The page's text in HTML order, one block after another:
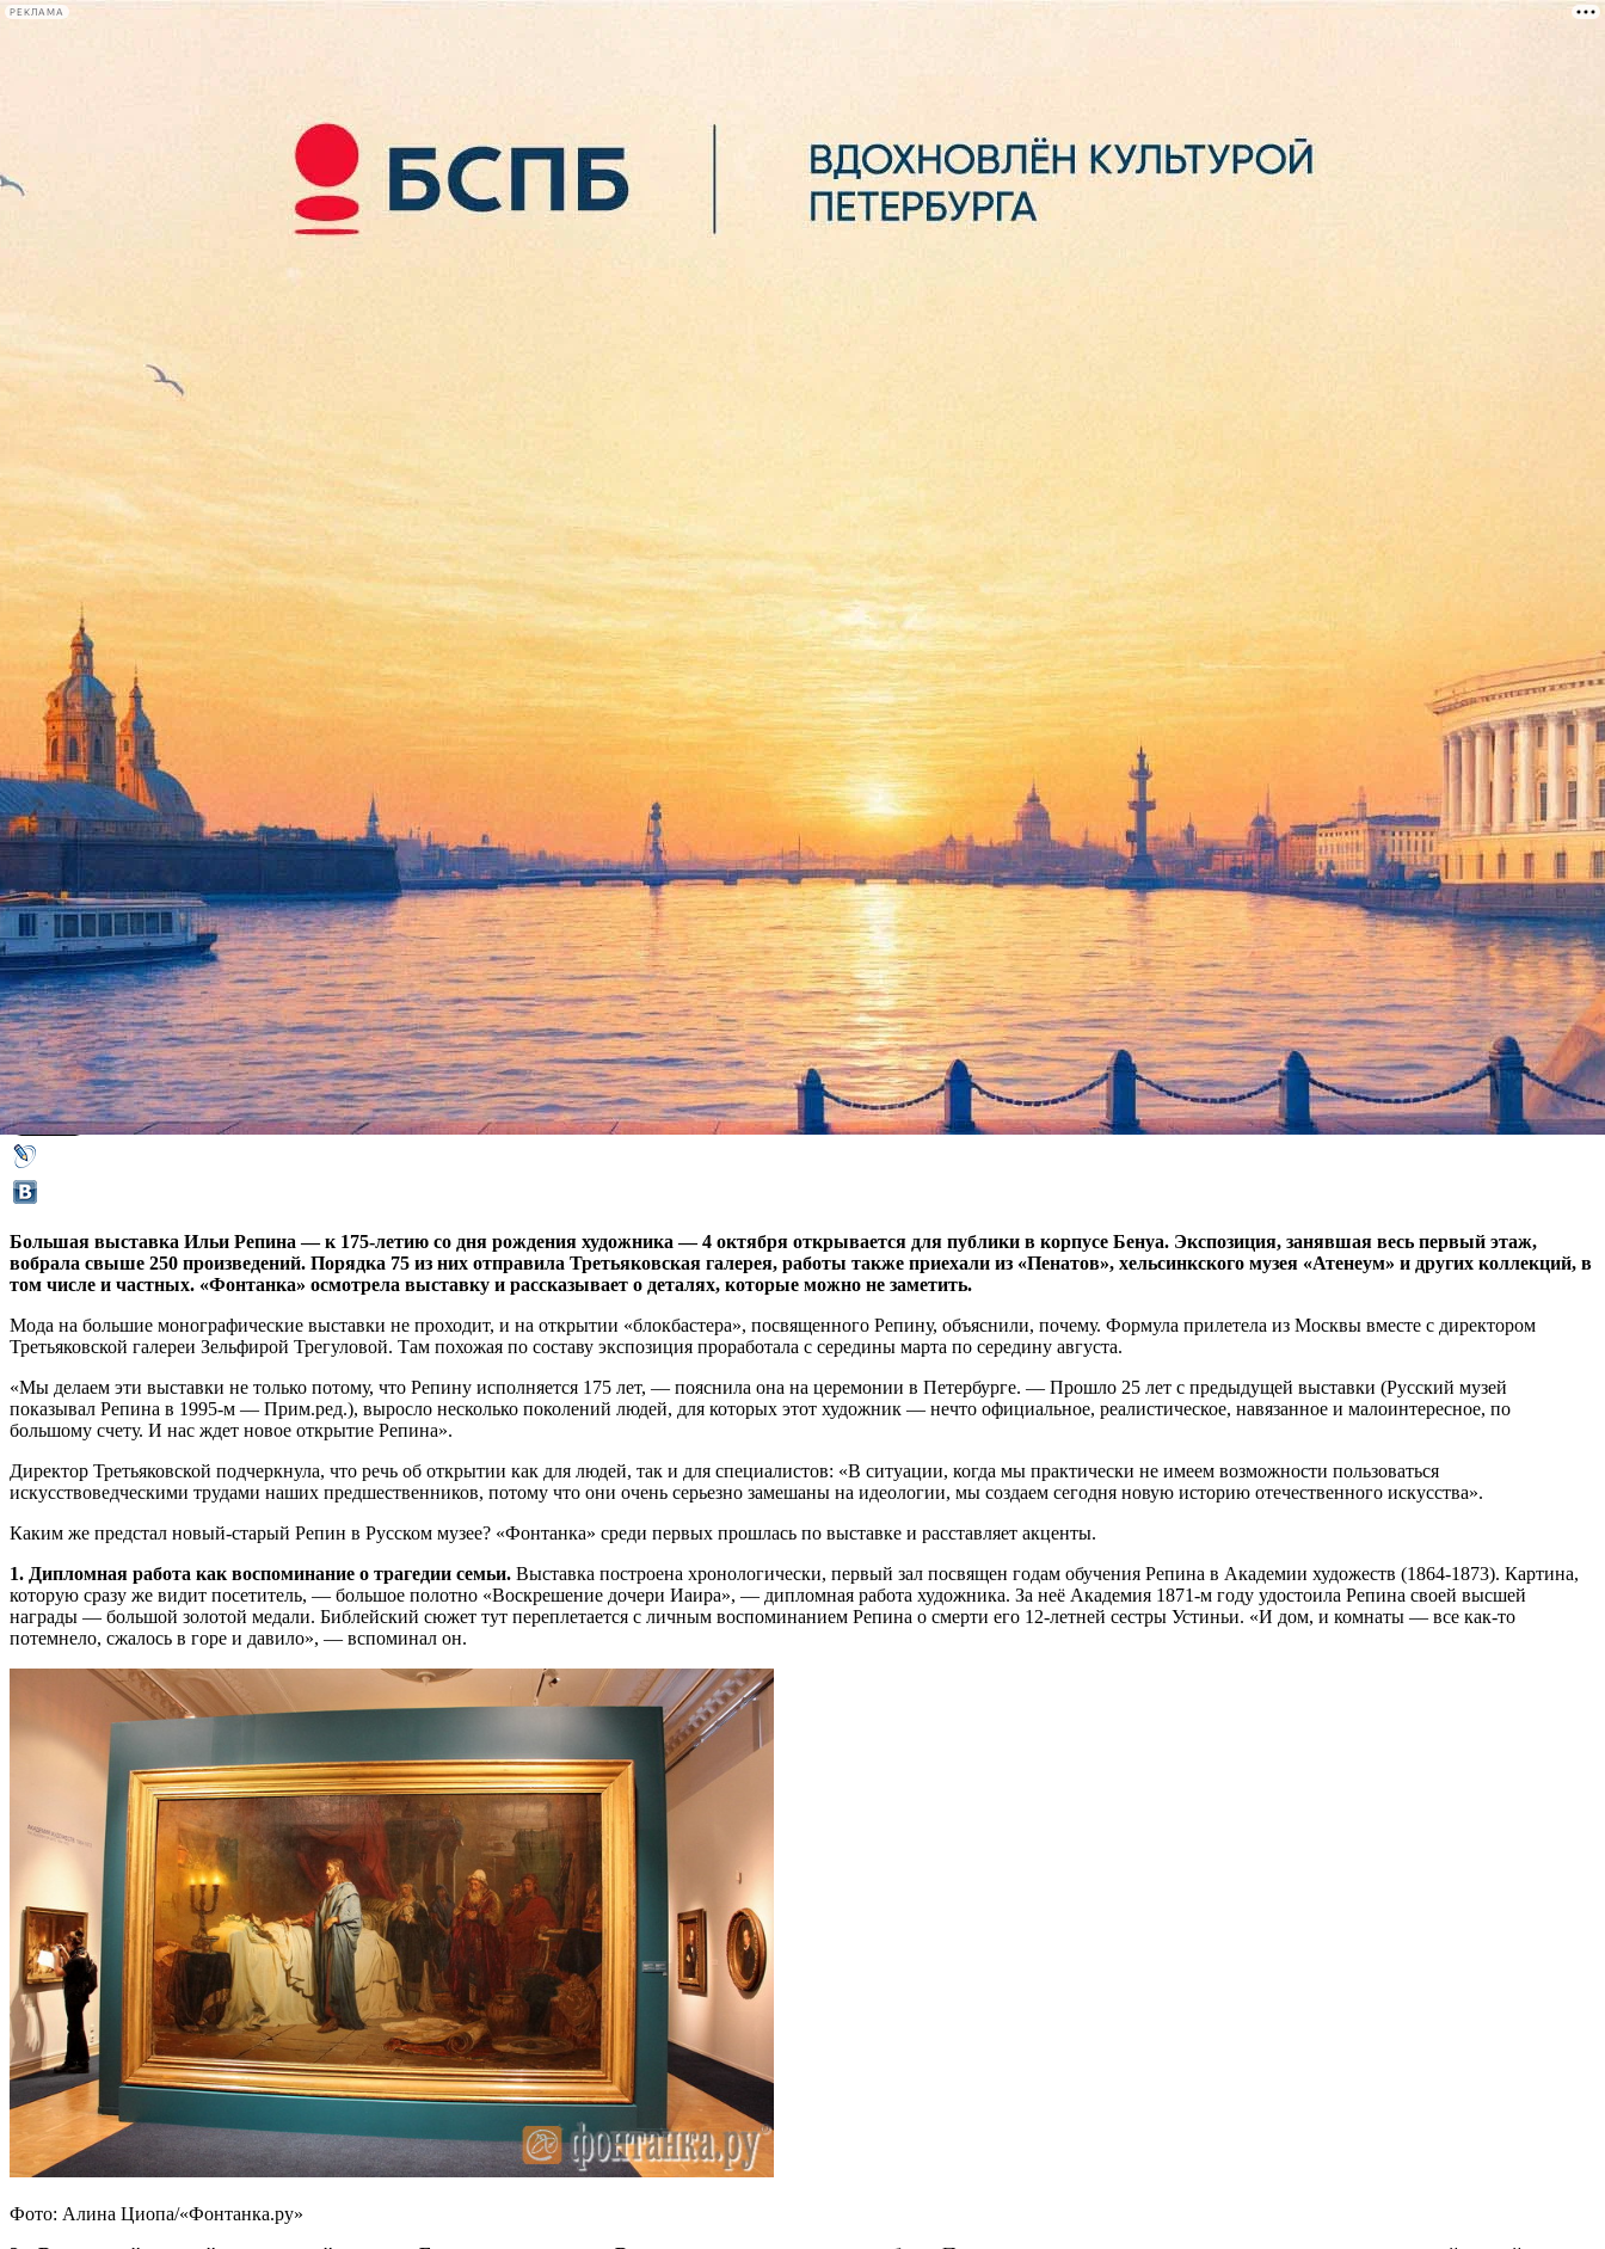
РЕКЛАМА
лекции
книги
«Репин — художник мучающийся». Новая выставка-хит Русского музея в 12 любопытных
фактах
04 октября 2019,16:10 Версия для печати
Большая выставка Ильи Репина — к 175-летию со дня рождения художника — 4 октября открывается для публики в корпусе Бенуа. Экспозиция, занявшая весь первый этаж,
вобрала свыше 250 произведений. Порядка 75 из них отправила Третьяковская галерея, работы также приехали из «Пенатов», хельсинкского музея «Атенеум» и других коллекций, в
том числе и частных. «Фонтанка» осмотрела выставку и рассказывает о деталях, которые можно не заметить.
Мода на большие монографические выставки не проходит, и на открытии «блокбастера», посвященного Репину, объяснили, почему. Формула прилетела из Москвы вместе с директором
Третьяковской галереи Зельфирой Трегуловой. Там похожая по составу экспозиция проработала с середины марта по середину августа.
«Мы делаем эти выставки не только потому, что Репину исполняется 175 лет, — пояснила она на церемонии в Петербурге. — Прошло 25 лет с предыдущей выставки (Русский музей
показывал Репина в 1995-м — Прим.ред.), выросло несколько поколений людей, для которых этот художник — нечто официальное, реалистическое, навязанное и малоинтересное, по
большому счету. И нас ждет новое открытие Репина».
Директор Третьяковской подчеркнула, что речь об открытии как для людей, так и для специалистов: «В ситуации, когда мы практически не имеем возможности пользоваться
искусствоведческими трудами наших предшественников, потому что они очень серьезно замешаны на идеологии, мы создаем сегодня новую историю отечественного искусства».
Каким же предстал новый-старый Репин в Русском музее? «Фонтанка» среди первых прошлась по выставке и расставляет акценты.
1. Дипломная работа как воспоминание о трагедии семьи. Выставка построена хронологически, первый зал посвящен годам обучения Репина в Академии художеств (1864-1873). Картина,
которую сразу же видит посетитель, — большое полотно «Воскрешение дочери Иаира», — дипломная работа художника. За неё Академия 1871-м году удостоила Репина своей высшей
награды — большой золотой медали. Библейский сюжет тут переплетается с личным воспоминанием Репина о смерти его 12-летней сестры Устиньи. «И дом, и комнаты — все как-то
потемнело, сжалось в горе и давило», — вспоминал он.
Фото: Алина Циопа/«Фонтанка.ру»